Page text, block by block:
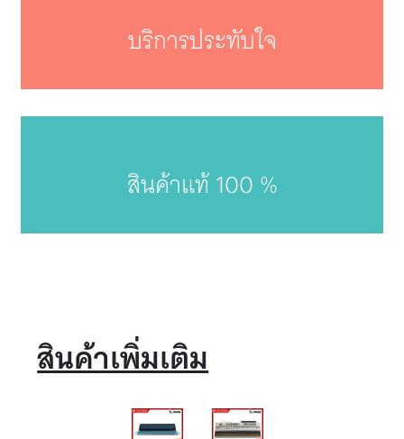
บริการประทับใจ
สินค้าแท้ 100 %
สินค้าเพิ่มเติม